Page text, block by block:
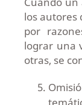
los autores
por
lograr una
otras, se